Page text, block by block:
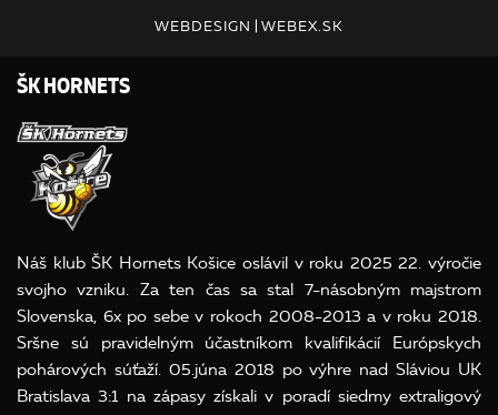
WEBDESIGN WEBEX.SK
ŠK HORNETS
Náš klub ŠK Hornets Košice oslávil v roku 2025 22. výročie
svojho vzniku. Za ten čas sa stal 7-násobným majstrom
Slovenska, 6x po sebe v rokoch 2008-2013 a v roku 2018.
Sršne sú pravidelným účastníkom kvalifikácií Európskych
pohárových súťaží. 05.júna 2018 po výhre nad Sláviou UK
Bratislava 3:1 na zápasy získali v poradí siedmy extraligový